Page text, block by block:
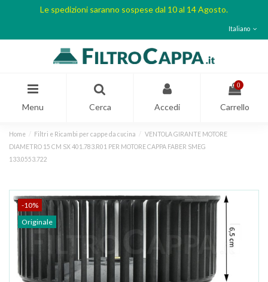
Le spedizioni saranno sospese dal 10 al 14 Agosto.
Italiano
Menu Cerca Accedi
0
Carrello
Home Filtri e Ricambi per cappe da cucina
VENTOLA GIRANTE MOTORE
DIAMETRO 15 CM SX 401.783.R01 PER MOTORE CAPPA FABER SMEG
133.0553.722
-10%
Originale